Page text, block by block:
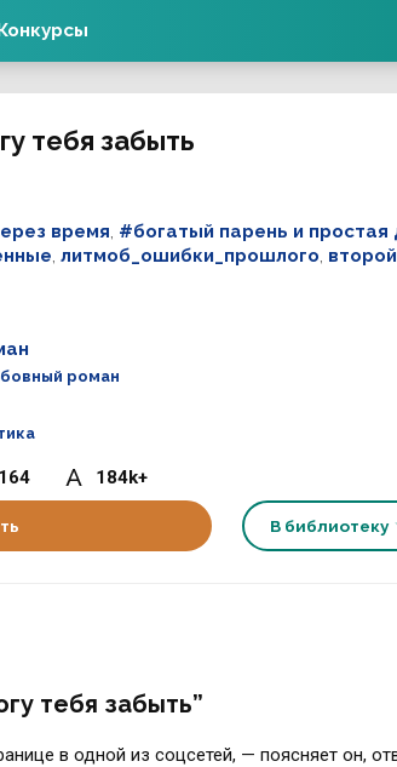
тебя забыть
время #богатый парень и простая
литмоб_ошибки_прошлого
роман
164 184k+
В библиотеку
тебя забыть”
в одной из соцсетей, — поясняет он,